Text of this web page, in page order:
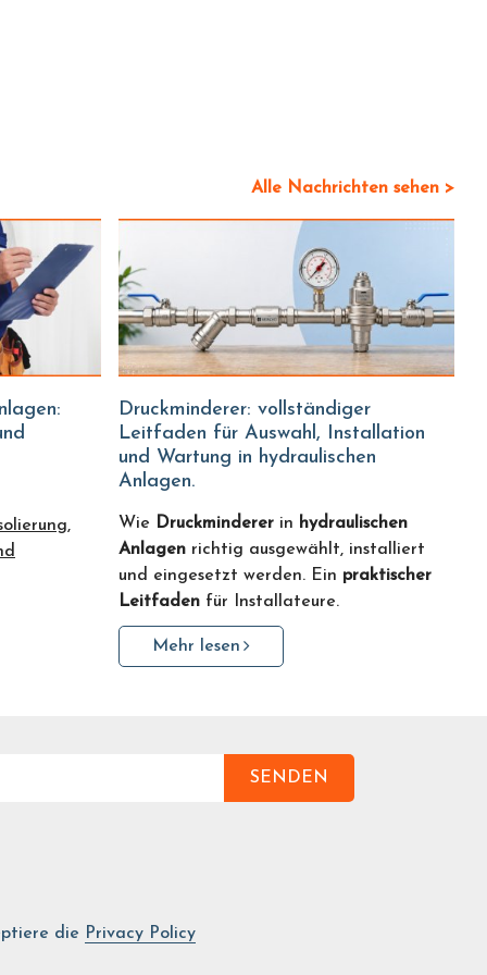
Alle Nachrichten sehen >
Druckminderer: vollständiger
Leitfaden für Auswahl, Installation
und Wartung in hydraulischen
Anlagen.
Wie Druckminderer in hydraulischen
Anlagen richtig ausgewählt, installiert
und eingesetzt werden. Ein praktischer
Leitfaden für Installateure.
Mehr lesen
SENDEN
die Privacy Policy